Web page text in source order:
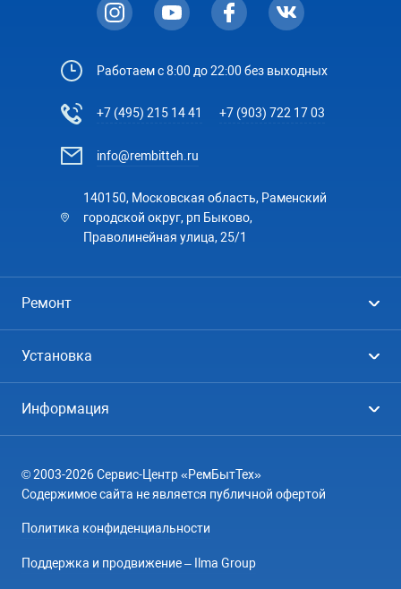
Работаем с 8:00 до 22:00 без выходных
+7 (495) 215 14 41 +7 (903) 722 17 03
info@rembitteh.ru
140150, Московская область, Раменский
городской округ, рп Быково,
Праволинейная улица, 25/1
Ремонт
Посудомоечные машины
Кондиционеры
Варочные панели
Электроплиты
Установка
Кондиционеры
Информация
География
© 2003-2026 Сервис-Центр «РемБытТех»
Содержимое сайта не является публичной офертой
Политика конфиденциальности
Поддержка и продвижение – Ilma Group